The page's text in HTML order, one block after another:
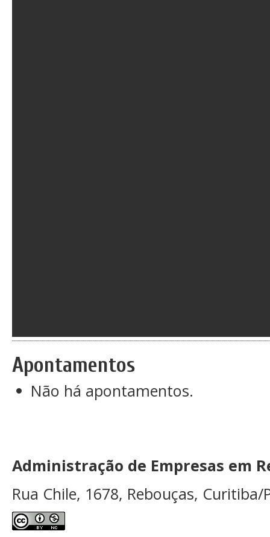
Apontamentos
Não há apontamentos.
Administração de Empresas em
Rua Chile, 1678, Rebouças, Curitiba/